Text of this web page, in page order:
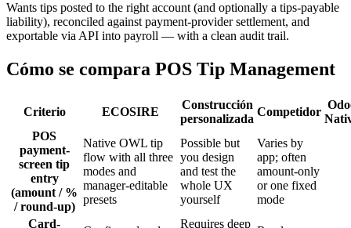
Wants tips posted to the right account (and optionally a tips-payable
liability), reconciled against payment-provider settlement, and
exportable via API into payroll — with a clean audit trail.
Cómo se compara POS Tip Management
Criterio ECOSIRE
Construcción
personalizada
Competidor
POS
payment-
screen tip
entry
(amount / %
/ round-up)
Native OWL tip
flow with all three
modes and
manager-editable
presets
Possible but
you design
and test the
whole UX
yourself
Varies by
app; often
amount-only
or one fixed
mode
Card-
Requires deep